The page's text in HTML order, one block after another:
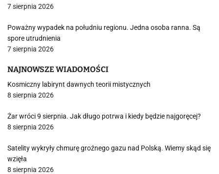
7 sierpnia 2026
Poważny wypadek na południu regionu. Jedna osoba ranna. Są
spore utrudnienia
7 sierpnia 2026
NAJNOWSZE WIADOMOŚCI
Kosmiczny labirynt dawnych teorii mistycznych
8 sierpnia 2026
Żar wróci 9 sierpnia. Jak długo potrwa i kiedy będzie najgoręcej?
8 sierpnia 2026
Satelity wykryły chmurę groźnego gazu nad Polską. Wiemy skąd się
wzięła
8 sierpnia 2026